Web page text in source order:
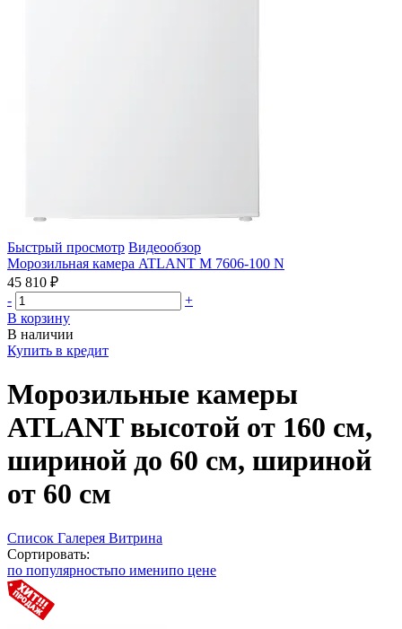
Быстрый просмотр Видеообзор
Морозильная камера ATLANT М 7606-100 N
45 810 ₽
-
+
В корзину
В наличии
Купить в кредит
Морозильные камеры
ATLANT высотой от 160 см,
шириной до 60 см, шириной
от 60 см
Список Галерея Витрина
Сортировать:
по популярностьпо именипо цене